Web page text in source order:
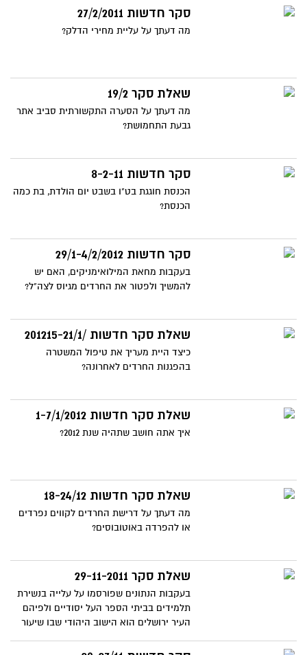
סקר חדשות 27/2/2011
מה דעתך על עליית מחירי הדלק?
שאלת סקר 19/2
מה דעתך על הסערה התקשורתית סביב אתר
גבעת התחמושת?
סקר חדשות 8-2-11
הכנסת חוגגת בט"ו בשבט יום הולדת, בת כמה
הכנסת?
סקר חדשות 29/1-4/2/2012
בעקבות מחאת המילואימניקים, האם יש
להמשיך ולפטור את החרדים מגיוס לצה"ל?
שאלת סקר חדשות /201215-21/1
כיצד היית מעריך את טיפול המשטרה
בהפגנות החרדים לאחרונה?
שאלת סקר חדשות 1-7/1/2012
איך אתה חושב שתהיה שנת 2012?
שאלת סקר חדשות 18-24/12
מה דעתך על דרישת החרדים לקווים נפרדים
או להפרדה באוטובוסים?
שאלת סקר 29-11-2011
בעקבות הנתונים שפורסמו על עלייה בנשירת
תלמידים בביתי הספר העל יסודיים ולפיהם
העיר ירושלים הוא הישוב היהודי שבו שיעור
נותנים למערכת החינוך בעיר ירושלים?